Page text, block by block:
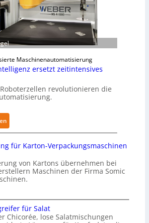
w
e
r
k
f
ü
r
h
y
c
l
A
I
t
a
n
i
m
K
a
n
n
a
u
s
p
e
r
u
e
A
u
i
k
n
g
n
v
Maschinenautomatisierung
ersetzt zeitintensives
revolutionieren die
K
n
s
t
l
c
h
für Karton-Verpackungsmaschinen
von Kartons übernehmen bei
Maschinen der Firma Somic
für Salat
Chicorée, lose Salatmischungen